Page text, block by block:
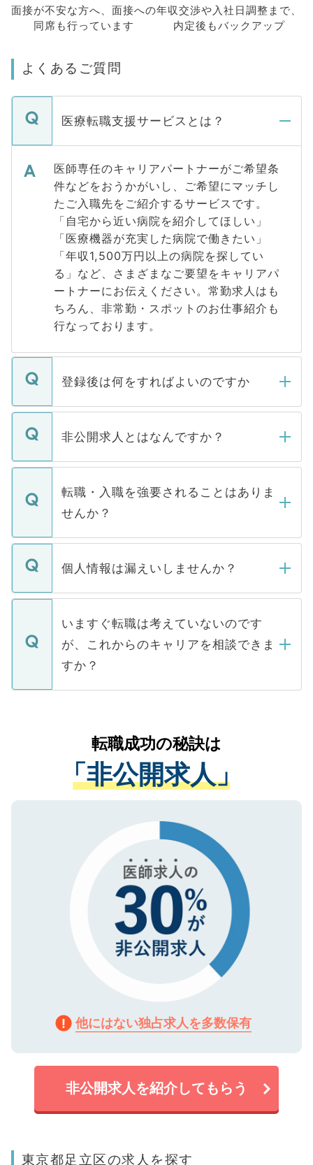
面接が不安な方へ、 面接への
同席も行っています
年収交渉や入社日調整まで、
内定後もバックアップ
よくあるご質問
医療転職支援サービスとは？
医師専任のキャリアパートナーがご希望条
件などをおうかがいし、ご希望にマッチし
たご入職先をご紹介するサービスです。
「自宅から近い病院を紹介してほしい」
「医療機器が充実した病院で働きたい」
「年収1,500万円以上の病院を探してい
る」など、さまざまなご要望をキャリアパ
ートナーにお伝えください。常勤求人はも
ちろん、非常勤・スポットのお仕事紹介も
行なっております。
登録後は何をすればよいのですか
ご登録いただきましたら、弊社担当者がご
登録内容を確認し、その後メールもしくは
ます。通常、5営業日以内にはご連絡をせて
いただきますので、しばらくお待ちくださ
非公開求人とはなんですか？
マイナビDOCTORで取り扱っている求人の
うち約3割は、Webサイトからご覧いただ
けない「非公開求人」です。非公開求人は
下記の理由によって、一般には公開してい
ません。
■応募殺到を避けるため 人気のある医療機
関を公にしてしまうと、応募が殺到する場
に、医療機関が求める条件に合った人材の
みを人材紹介会社に依頼するケースが増え
ています。
転職・入職を強要されることはありま
せんか？
転職・入職を強要することは一切ありませ
ん。また、仮に応募先から内定をいただい
定を承諾する必要はありません。内定先へ
の辞退の連絡はキャリアパートナーが行い
個人情報は漏えいしませんか？
個人情報が漏えいすることはありませんの
で、ご安心ください。当サイトからの登録
などで収集したご登録者様の個人情報は、
ご本人のキャリアアップおよび転職活動の
支援を目的に使用いたします。お預かりし
ているすべての個人データはご本人の許可
は、個人情報の取り扱いについての厳密な
管理基準を満たした事業者のみに付与され
る、プライバシーマークを取得済みです。
で、機密保持に関してもご安心ください。
いますぐ転職は考えていないのです
が、これからのキャリアを相談できま
すか？
かがいして、現在の医療機関の状況や紹介
経験をまじえながら、適切なアドバイスを
させていただきます。すぐにご転職をされ
ない方には、長期的なサポートが可能です
ので、まずはご登録ください。
転職成功の秘訣は
「非公開求人」
他にはない独占求人を多数保有
非公開求人を紹介してもらう
東京都足立区の求人を探す